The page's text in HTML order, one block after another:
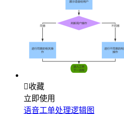
收藏
立即使用
语音工单处理逻辑图